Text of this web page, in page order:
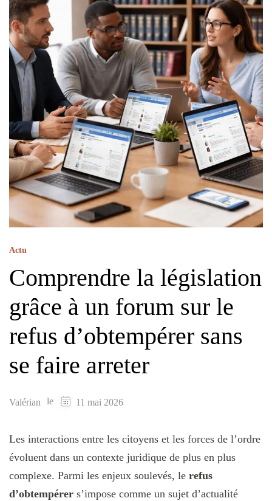
Actu
Comprendre la législation
grâce à un forum sur le
refus d’obtempérer sans
se faire arreter
Valérian le 11 mai 2026
Les interactions entre les citoyens et les forces de l’ordre
évoluent dans un contexte juridique de plus en plus
complexe. Parmi les enjeux soulevés, le refus
d’obtempérer s’impose comme un sujet d’actualité